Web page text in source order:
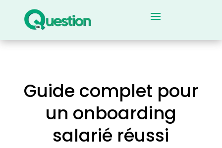
Guide complet pour
un onboarding
salarié réussi